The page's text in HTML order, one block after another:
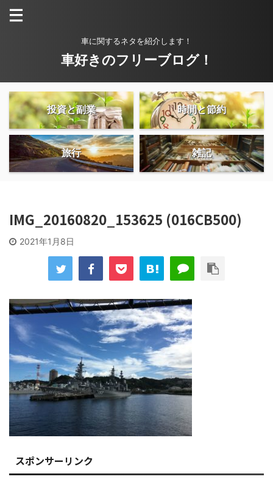
車に関するネタを紹介します！
車好きのフリーブログ！
投資と副業 時間と節約
旅行 雑記
IMG_20160820_153625 (016CB500)
2021年1月8日
スポンサーリンク